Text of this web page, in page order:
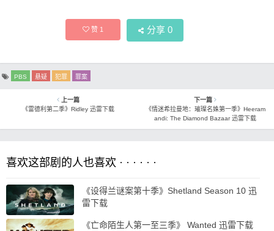
赞1 分享 0
PBS 悬疑 犯罪 罪案
上一篇
《雷德利第二季》Ridley 迅雷下载
下一篇
《情迷希拉曼地：璀璨名姝第一季》Heeram
andi: The Diamond Bazaar 迅雷下载
喜欢这部剧的人也喜欢 · · · · · ·
《设得兰谜案第十季》Shetland Season 10 迅
雷下载
《亡命陌生人第一至三季》 Wanted 迅雷下载